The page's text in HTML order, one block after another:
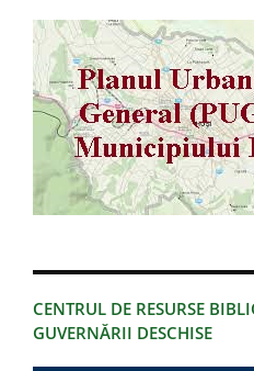
CENTRUL DE RESURSE
GUVERNĂRII DESCHISE